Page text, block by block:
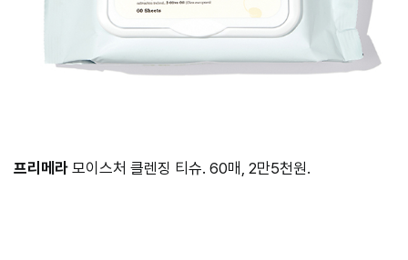
프리메라 모이스처 클렌징 티슈. 60매, 2만5천원.